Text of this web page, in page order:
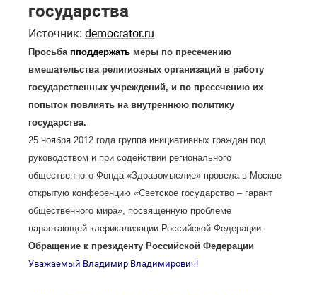
государства
Источник: democrator.ru
Просьба пподдержать меры по пресечению
вмешательства религиозных организаций в работу
государственных учреждений, и по пресечению их
попыток повлиять на внутреннюю политику
государства.
25 ноября 2012 года группа инициативных граждан под
руководством и при содействии регионального
общественного Фонда «Здравомыслие» провела в Москве
открытую конференцию «Светское государство – гарант
общественного мира», посвященную проблеме
нарастающей клерикализации Российской Федерации.
Обращение к президенту Российской Федерации
Уважаемый Владимир Владимирович!